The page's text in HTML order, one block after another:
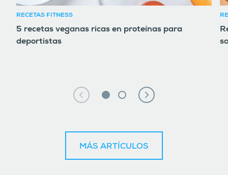
RECETAS FITNESS
5 recetas veganas ricas en proteínas para
deportistas
MÁS ARTÍCULOS